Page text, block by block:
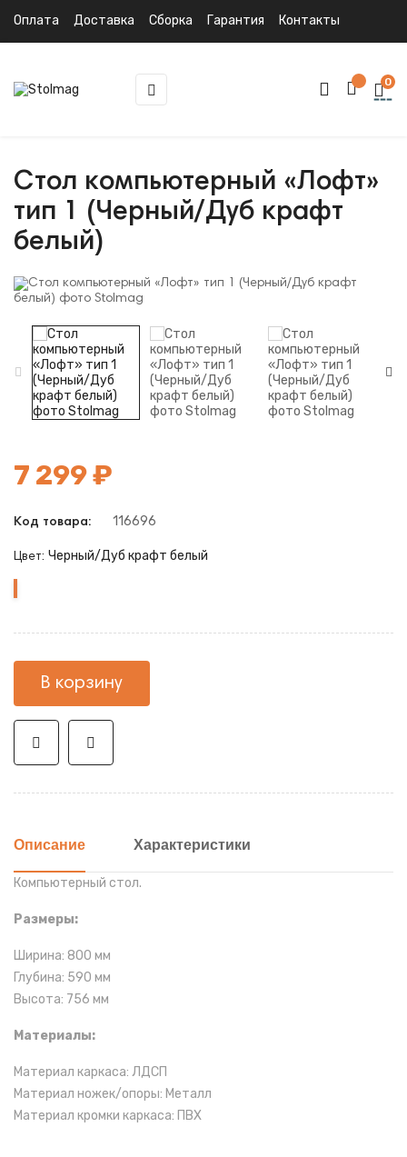
Оплата Доставка Сборка Гарантия Контакты
Toggle
navigation
☰ 0
Стол компьютерный «Лофт»
тип 1 (Черный/Дуб крафт
белый)
7 299 ₽
Код товара: 116696
Цвет: Черный/Дуб крафт белый
Дуб
белый
В корзину
Описание Характеристики
Компьютерный стол.
Размеры:
Ширина: 800 мм
Глубина: 590 мм
Высота: 756 мм
Материалы:
Материал каркаса: ЛДСП
Материал ножек/опоры: Металл
Материал кромки каркаса: ПВХ